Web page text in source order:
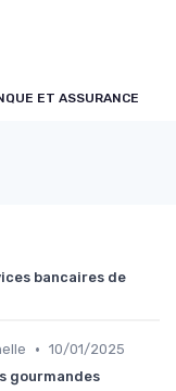
ET ASSURANCE
bancaires de
• 10/01/2025
gourmandes